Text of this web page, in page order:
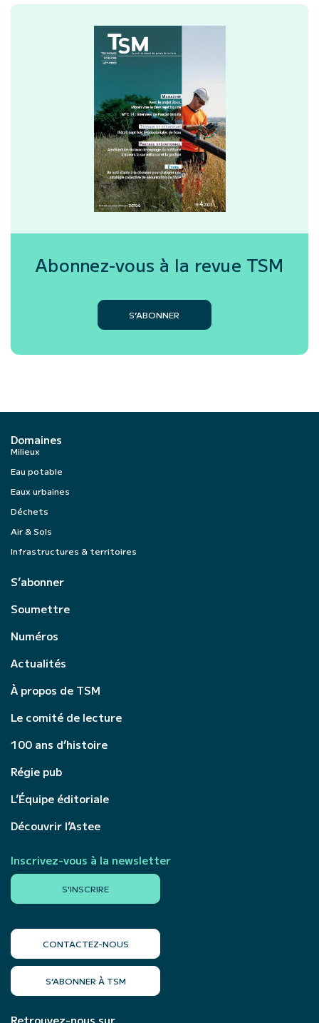
Abonnez-vous à la revue TSM
S’ABONNER
Domaines
Milieux
Eau potable
Eaux urbaines
Déchets
Air & Sols
Infrastructures & territoires
S’abonner
Soumettre
Numéros
Actualités
À propos de TSM
Le comité de lecture
100 ans d’histoire
Régie pub
L’Équipe éditoriale
Découvrir l’Astee
Inscrivez-vous à la newsletter
S'INSCRIRE
CONTACTEZ-NOUS
S’ABONNER À TSM
Retrouvez-nous sur